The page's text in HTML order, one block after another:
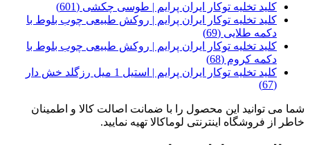
کلید تخلیه توکار ایران پرایم | طوسی چکشی (601)
کلید تخلیه توکار ایران پرایم | روکش طبیعی چوب بلوط با
دکمه طلایی (69)
کلید تخلیه توکار ایران پرایم | روکش طبیعی چوب بلوط با
دکمه کروم (68)
کلید تخلیه توکار ایران پرایم | استیل 1 میل رزگلد خش دار
(67)
شما می توانید این محصول را با ضمانت اصالت کالا و اطمینان
خاطر از فروشگاه اینترنتی لوماکالا تهیه نمایید.